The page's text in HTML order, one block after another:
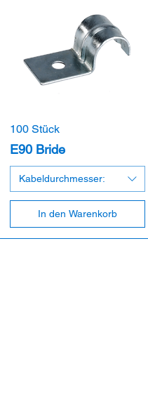
100 Stück
E90 Bride
Kabeldurchmesser:
In den Warenkorb